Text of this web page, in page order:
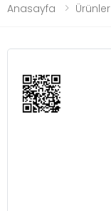
Anasayfa Ürünler